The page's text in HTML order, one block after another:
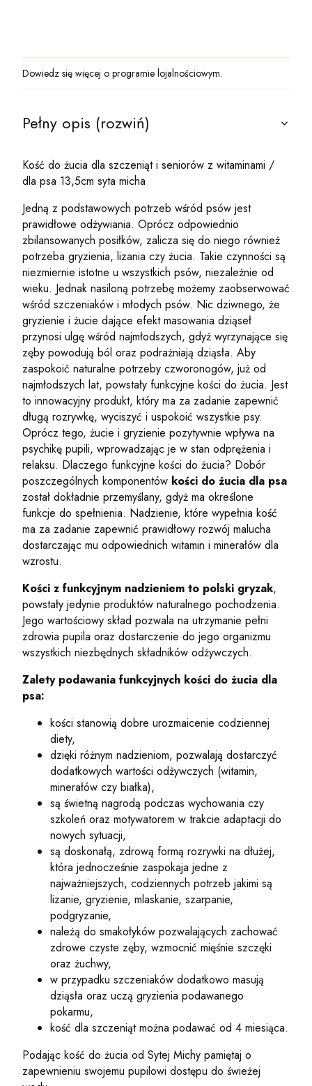
Dowiedz się więcej o programie lojalnościowym.
Pełny opis (rozwiń)
Kość do żucia dla szczeniąt i seniorów z witaminami /
dla psa 13,5cm syta micha
Jedną z podstawowych potrzeb wśród psów jest
prawidłowe odżywiania. Oprócz odpowiednio
zbilansowanych posiłków, zalicza się do niego również
potrzeba gryzienia, lizania czy żucia. Takie czynności są
niezmiernie istotne u wszystkich psów, niezależnie od
wieku. Jednak nasiloną potrzebę możemy zaobserwować
wśród szczeniaków i młodych psów. Nic dziwnego, że
gryzienie i żucie dające efekt masowania dziąseł
przynosi ulgę wśród najmłodszych, gdyż wyrzynające się
zęby powodują ból oraz podrażniają dziąsła. Aby
zaspokoić naturalne potrzeby czworonogów, już od
najmłodszych lat, powstały funkcyjne kości do żucia. Jest
to innowacyjny produkt, który ma za zadanie zapewnić
długą rozrywkę, wyciszyć i uspokoić wszystkie psy.
Oprócz tego, żucie i gryzienie pozytywnie wpływa na
psychikę pupili, wprowadzając je w stan odprężenia i
relaksu. Dlaczego funkcyjne kości do żucia? Dobór
poszczególnych komponentów kości do żucia dla psa
został dokładnie przemyślany, gdyż ma określone
funkcje do spełnienia. Nadzienie, które wypełnia kość
ma za zadanie zapewnić prawidłowy rozwój malucha
dostarczając mu odpowiednich witamin i minerałów dla
wzrostu.
Kości z funkcyjnym nadzieniem to polski gryzak,
powstały jedynie produktów naturalnego pochodzenia.
Jego wartościowy skład pozwala na utrzymanie pełni
zdrowia pupila oraz dostarczenie do jego organizmu
wszystkich niezbędnych składników odżywczych.
Zalety podawania funkcyjnych kości do żucia dla
psa:
kości stanowią dobre urozmaicenie codziennej
diety,
dzięki różnym nadzieniom, pozwalają dostarczyć
dodatkowych wartości odżywczych (witamin,
minerałów czy białka),
są świetną nagrodą podczas wychowania czy
szkoleń oraz motywatorem w trakcie adaptacji do
nowych sytuacji,
są doskonałą, zdrową formą rozrywki na dłużej,
która jednocześnie zaspokaja jedne z
najważniejszych, codziennych potrzeb jakimi są
lizanie, gryzienie, mlaskanie, szarpanie,
podgryzanie,
należą do smakołyków pozwalających zachować
zdrowe czyste zęby, wzmocnić mięśnie szczęki
oraz żuchwy,
w przypadku szczeniaków dodatkowo masują
dziąsła oraz uczą gryzienia podawanego
pokarmu,
kość dla szczeniąt można podawać od 4 miesiąca.
Podając kość do żucia od Sytej Michy pamiętaj o
zapewnieniu swojemu pupilowi dostępu do świeżej